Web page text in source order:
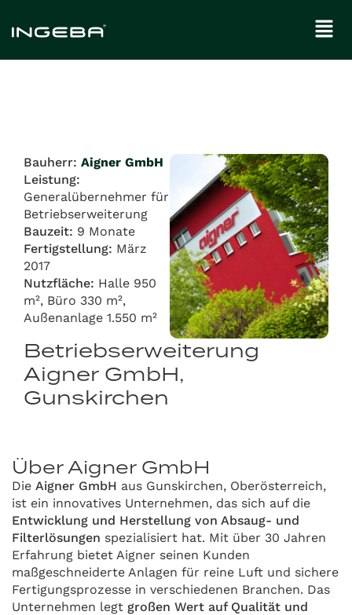
Betriebserweiterung
Aigner GmbH,
Gunskirchen
Bauherr: Aigner GmbH
Leistung:
Generalübernehmer für
Betriebserweiterung
Bauzeit: 9 Monate
Fertigstellung: März
2017
Nutzfläche: Halle 950
m², Büro 330 m²,
Außenanlage 1.550 m²
Über Aigner GmbH
Die Aigner GmbH aus Gunskirchen, Oberösterreich,
ist ein innovatives Unternehmen, das sich auf die
Entwicklung und Herstellung von Absaug- und
Filterlösungen spezialisiert hat. Mit über 30 Jahren
Erfahrung bietet Aigner seinen Kunden
maßgeschneiderte Anlagen für reine Luft und sichere
Fertigungsprozesse in verschiedenen Branchen. Das
Unternehmen legt großen Wert auf Qualität und